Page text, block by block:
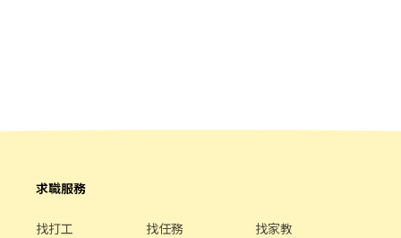
求職服務
找打工 找任務 找家教